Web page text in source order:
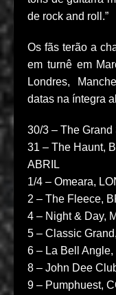
de rock and roll.”
Os fãs terão a
em turnê em
Londres,
datas na íntegra
30/3 – The
31 – The Haunt,
ABRIL
1/4 – Omeara,
2 – The Fleece,
4 – Night & Day,
5 – Classic
6 – La Bell
8 – John Dee
9 – Pumphuest,